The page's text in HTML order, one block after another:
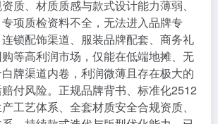
质、材质质感与款式设计能力薄弱、
项质检资料不全，无法进入品牌专
锁配饰渠道、服装品牌配套、商务礼
等高利润市场，仅能在低端地摊、无
牌渠道内卷，利润微薄且存在极大的
付风险。正规品牌背书、标准化2512
工艺体系、全套材质安全合规资质、